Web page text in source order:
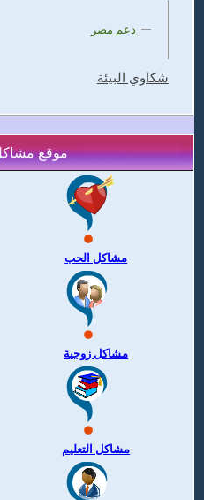
دعم مصر
شكاوي البيئة
موقع
مشاكل الحب
مشاكل زوجية
مشاكل التعليم